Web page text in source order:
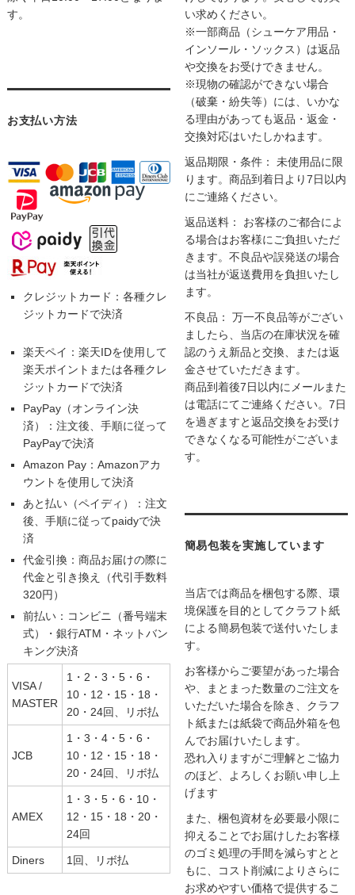
す。
お支払い方法
クレジットカード：各種クレ
ジットカードで決済
楽天ペイ：楽天IDを使用して
楽天ポイントまたは各種クレ
ジットカードで決済
PayPay（オンライン決
済）：注文後、手順に従って
PayPayで決済
Amazon Pay：Amazonアカ
ウントを使用して決済
あと払い（ペイディ）：注文
後、手順に従ってpaidyで決
済
代金引換：商品お届けの際に
代金と引き換え（代引手数料
320円）
前払い：コンビニ（番号端末
式）・銀行ATM・ネットバン
キング決済
VISA /
MASTER
1・2・3・5・6・
10・12・15・18・
20・24回、リボ払
JCB
1・3・4・5・6・
10・12・15・18・
20・24回、リボ払
AMEX
1・3・5・6・10・
12・15・18・20・
24回
Diners 1回、リボ払
い求めください。
※一部商品（シューケア用品・
インソール・ソックス）は返品
や交換をお受けできません。
※現物の確認ができない場合
（破棄・紛失等）には、いかな
る理由があっても返品・返金・
交換対応はいたしかねます。
返品期限・条件： 未使用品に限
ります。商品到着日より7日以内
にご連絡ください。
返品送料： お客様のご都合によ
る場合はお客様にご負担いただ
きます。不良品や誤発送の場合
は当社が返送費用を負担いたし
ます。
不良品： 万一不良品等がござい
ましたら、当店の在庫状況を確
認のうえ新品と交換、または返
金させていただきます。
商品到着後7日以内にメールまた
は電話にてご連絡ください。7日
を過ぎますと返品交換をお受け
できなくなる可能性がございま
す。
簡易包装を実施しています
当店では商品を梱包する際、環
境保護を目的としてクラフト紙
による簡易包装で送付いたしま
す。
お客様からご要望があった場合
や、まとまった数量のご注文を
いただいた場合を除き、クラフ
ト紙または紙袋で商品外箱を包
んでお届けいたします。
恐れ入りますがご理解とご協力
のほど、よろしくお願い申し上
げます
また、梱包資材を必要最小限に
抑えることでお届けしたお客様
のゴミ処理の手間を減らすとと
もに、コスト削減によりさらに
お求めやすい価格で提供するこ